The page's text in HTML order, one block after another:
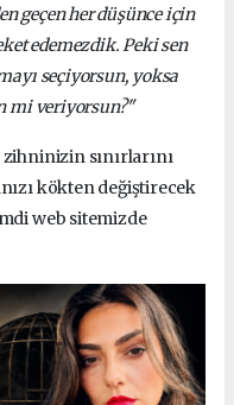
geçen her düşünce için
edemezdik. Peki sen
seçiyorsun, yoksa
mi veriyorsun?"
zihninizin sınırlarını
kökten değiştirecek
web sitemizde